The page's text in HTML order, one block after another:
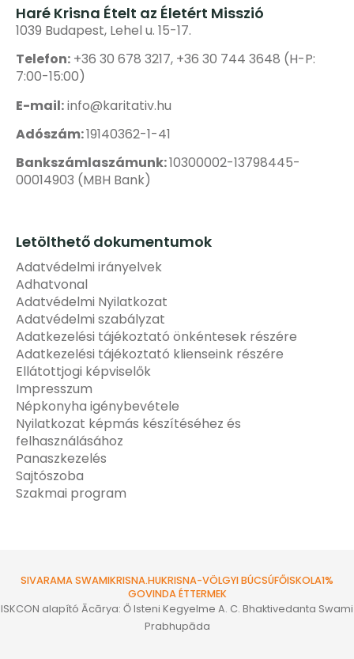
Haré Krisna Ételt az Életért Misszió
1039 Budapest, Lehel u. 15-17.
Telefon: +36 30 678 3217, +36 30 744 3648 (H-P:
7:00-15:00)
E-mail:info@karitativ.hu
Adószám:19140362-1-41
Bankszámlaszámunk:10300002-13798445-
00014903 (MBH Bank)
Letölthető dokumentumok
Adatvédelmi irányelvek
Adhatvonal
Adatvédelmi Nyilatkozat
Adatvédelmi szabályzat
Adatkezelési tájékoztató önkéntesek részére
Adatkezelési tájékoztató klienseink részére
Ellátottjogi képviselők
Impresszum
Népkonyha igénybevétele
Nyilatkozat képmás készítéséhez és
felhasználásához
Panaszkezelés
Sajtószoba
Szakmai program
SIVARAMA SWAMIKRISNA.HUKRISNA-VÖLGYI BÚCSÚFŐISKOLA1%
GOVINDA ÉTTERMEK
ISKCON alapító Ācārya: Ő Isteni Kegyelme A. C. Bhaktivedanta Swami
Prabhupāda